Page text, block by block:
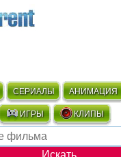
СЕРИАЛЫ АНИМАЦИЯ
ИГРЫ КЛИПЫ